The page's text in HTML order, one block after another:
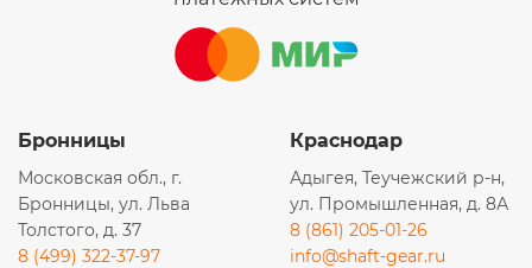
Бронницы
Московская обл., г.
Бронницы, ул. Льва
Толстого, д. 37
8 (499) 322-37-97
Краснодар
Адыгея, Теучежский р-н,
ул. Промышленная, д. 8А
8 (861) 205-01-26
info@shaft-gear.ru